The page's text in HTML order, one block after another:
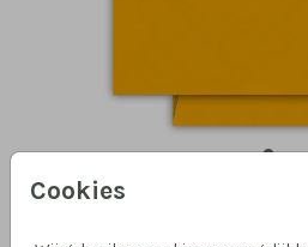
Cookies
Oker 12,5 X 14